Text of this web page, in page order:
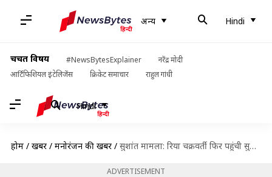
अन्य Hindi
चर्चित विषय #NewsBytesExplainer
नरेंद्र मोदी
आर्टिफिशियल इंटेलिजेंस
क्रिकेट समाचार राहुल गांधी
Hindi
होम / खबरें / मनोरंजन की खबरें / सुशांत मामला: रिया चक्रवर्ती फिर पहुंची सुप्रीम कोर्ट, मीडिया पर लगाया दोषी ठहराने का आरोप
ADVERTISEMENT